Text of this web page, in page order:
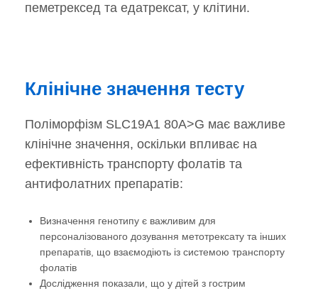
пеметрексед та едатрексат, у клітини.
Клінічне значення тесту
Поліморфізм SLC19A1 80A>G має важливе
клінічне значення, оскільки впливає на
ефективність транспорту фолатів та
антифолатних препаратів:
Визначення генотипу є важливим для
персоналізованого дозування метотрексату та інших
препаратів, що взаємодіють із системою транспорту
фолатів
Дослідження показали, що у дітей з гострим